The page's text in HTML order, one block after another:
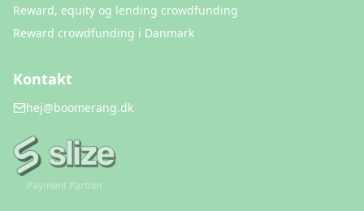
Reward, equity og lending crowdfunding
Reward crowdfunding i Danmark
Kontakt
hej@boomerang.dk
Payment Partner